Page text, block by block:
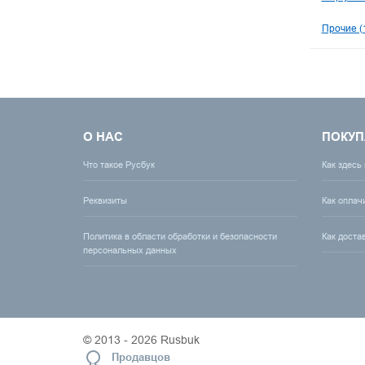
Прочие
О НАС
Что такое Русбук
Реквизиты
Политика в области обработки и безопасности
персональных данных
Как
Как
Как
© 2013 - 2026 Rusbuk
Продавцов